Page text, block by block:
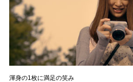
渾身の1枚に満足の笑み